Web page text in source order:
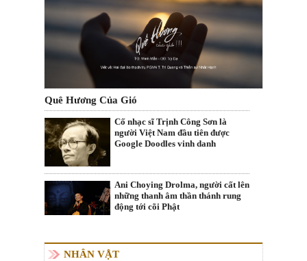
Quê Hương Của Gió
Cố nhạc sĩ Trịnh Công Sơn là
người Việt Nam đầu tiên được
Google Doodles vinh danh
Ani Choying Drolma, người cất lên
những thanh âm thần thánh rung
động tới cõi Phật
NHÂN VẬT